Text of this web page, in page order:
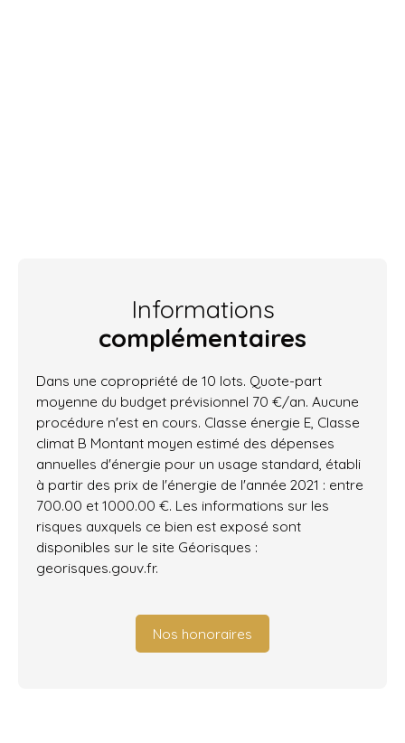
Informations
complémentaires
Dans une copropriété de 10 lots. Quote-part
moyenne du budget prévisionnel 70 €/an. Aucune
procédure n'est en cours. Classe énergie E, Classe
climat B Montant moyen estimé des dépenses
annuelles d'énergie pour un usage standard, établi
à partir des prix de l'énergie de l'année 2021 : entre
700.00 et 1000.00 €. Les informations sur les
risques auxquels ce bien est exposé sont
disponibles sur le site Géorisques :
georisques.gouv.fr.
Nos honoraires